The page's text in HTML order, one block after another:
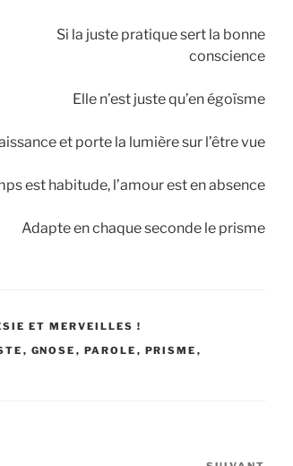
Si la juste pratique sert la bonne
conscience
Elle n’est juste qu’en égoïsme
et porte la lumière sur l’être vue
est habitude, l’amour est en absence
Adapte en chaque seconde le prisme
ET MERVEILLES !
, GNOSE , PAROLE , PRISME ,